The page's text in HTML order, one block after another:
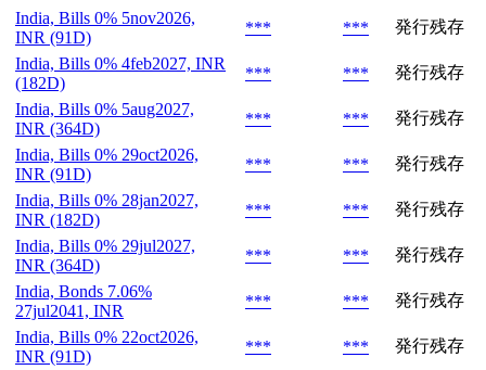
India, Bills 0% 5nov2026,
INR (91D)
*** ***
発行残存
India, Bills 0% 4feb2027, INR
(182D)
*** ***
発行残存
India, Bills 0% 5aug2027,
INR (364D)
*** ***
発行残存
India, Bills 0% 29oct2026,
INR (91D)
*** ***
発行残存
India, Bills 0% 28jan2027,
INR (182D)
*** ***
発行残存
India, Bills 0% 29jul2027,
INR (364D)
*** ***
発行残存
India, Bonds 7.06%
27jul2041, INR
*** ***
発行残存
India, Bills 0% 22oct2026,
INR (91D)
*** ***
発行残存